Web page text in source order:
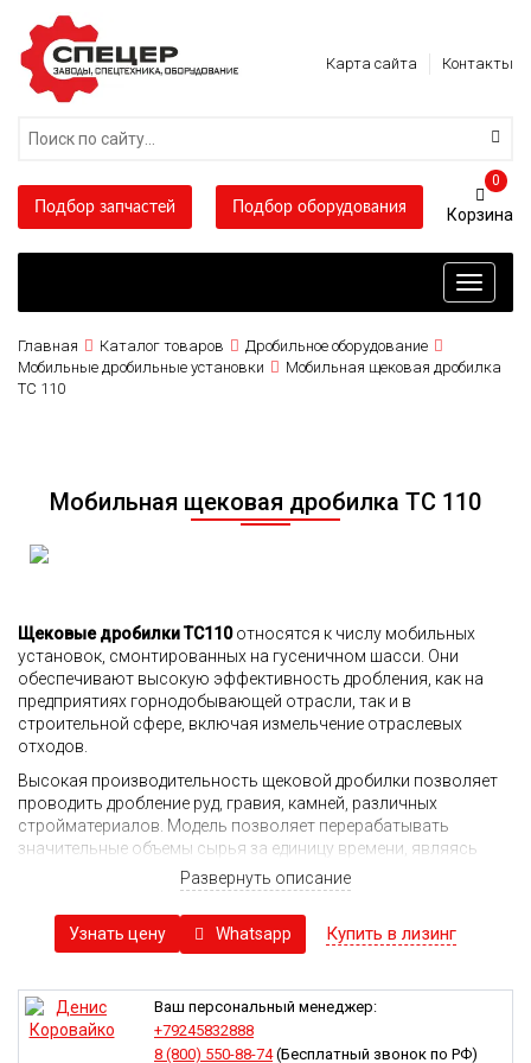
Карта сайта Контакты
Подбор запчастей Подбор оборудования
0
Toggle
Главная Каталог товаров
Дробильное оборудование
Мобильные дробильные установки
Мобильная щековая дробилка
TC 110
Мобильная щековая дробилка TC 110
Щековые дробилки TC110относятся к числу мобильных
установок, смонтированных на гусеничном шасси. Они
обеспечивают высокую эффективность дробления, как на
предприятиях горнодобывающей отрасли, так и в
строительной сфере, включая измельчение отраслевых
отходов.
Высокая производительность щековой дробилки позволяет
проводить дробление руд, гравия, камней, различных
стройматериалов. Модель позволяет перерабатывать
значительные объемы сырья за единицу времени, являясь
одной из наиболее эффективных в своем сегменте.
самостоятельно перемещаться на небольшие расстояния,
например, в пределах карьера или строительной площадки,
гусеничное шасси обеспечивает мобильной установке
необходимый уровень устойчивости в процессе работы.
Интегрированные системы автоматизации процессов
Развернуть описание
Узнать цену Whatsapp Купить в лизинг
Ваш персональный менеджер:
+79245832888
8 (800) 550-88-74(Бесплатный звонок по РФ)